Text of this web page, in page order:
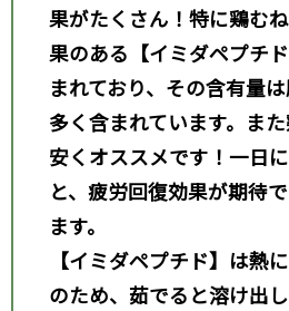
果がたくさん！特に鶏む
果のある【イミダペプチ
まれており、その含有量
多く含まれています。ま
安くオススメです！一日
と、疲労回復効果が期待
ます。
【イミダペプチド】は熱
のため、茹でると溶け出